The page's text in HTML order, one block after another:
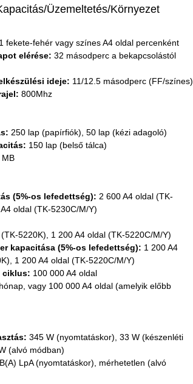
Üzemeltetés/Környezet
fekete-fehér vagy színes A4 oldal percenként
elérése: 32 másodperc a bekapcsolástól
ideje: 11/12.5 másodperc (FF/színes)
800Mhz
250 lap (papírfiók), 50 lap (kézi adagoló)
150 lap (belső tálca)
(5%-os lefedettség): 2 600 A4 oldal (TK-
oldal (TK-5230C/M/Y)
5220K), 1 200 A4 oldal (TK-5220C/M/Y)
kapacitása (5%-os lefedettség): 1 200 A4
1 200 A4 oldal (TK-5220C/M/Y)
ciklus: 100 000 A4 oldal
vagy 100 000 A4 oldal (amelyik előbb
345 W (nyomtatáskor), 33 W (készenléti
(alvó módban)
LpA (nyomtatáskor), mérhetetlen (alvó